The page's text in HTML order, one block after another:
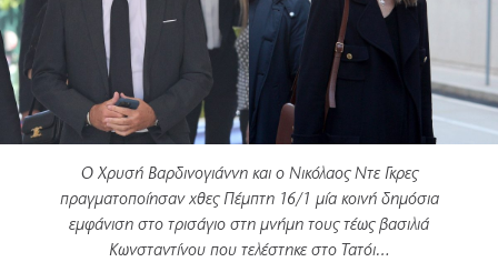
Ο Χρυσή Βαρδινογιάννη και ο Νικόλαος Ντε Γκρες
πραγματοποίησαν χθες Πέμπτη 16/1 μία κοινή δημόσια
εμφάνιση στο τρισάγιο στη μνήμη τους τέως βασιλιά
Κωνσταντίνου που τελέστηκε στο Τατόι…